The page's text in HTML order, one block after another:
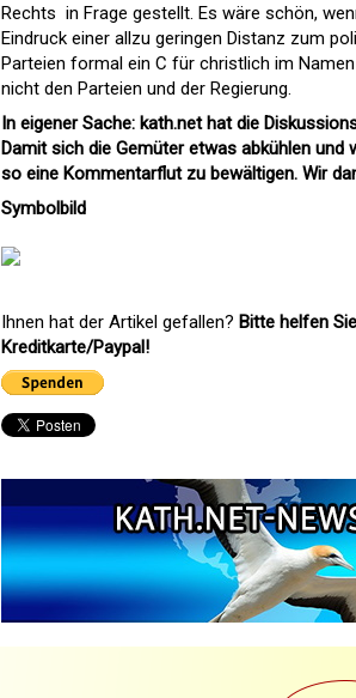
Rechts  in Frage gestellt. Es wäre schön,
Eindruck einer allzu geringen Distanz zum
Parteien formal ein C für christlich im
nicht den Parteien und der Regierung.
In eigener Sache: kath.net hat die
Damit sich die Gemüter etwas abkühlen
so eine Kommentarflut zu bewältigen. Wir
Symbolbild
Ihnen hat der Artikel gefallen? Bitte helfen
Kreditkarte/Paypal!